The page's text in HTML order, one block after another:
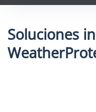
Soluciones